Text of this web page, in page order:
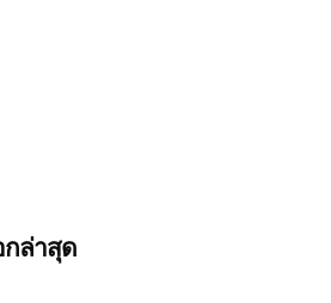
กล่าสุด